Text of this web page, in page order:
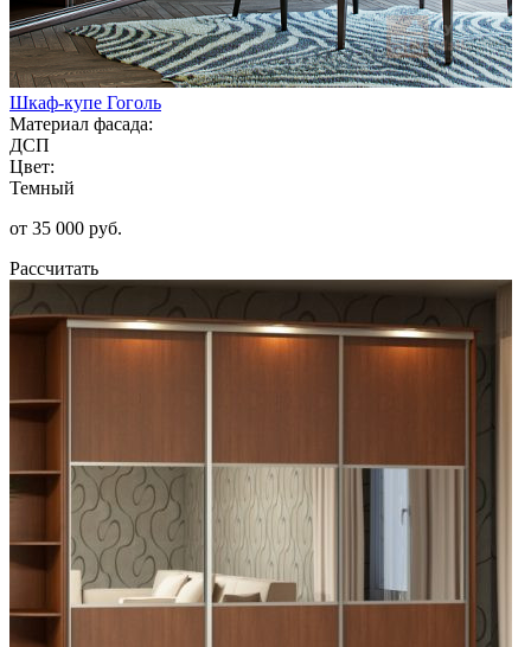
Шкаф-купе Гоголь
Материал фасада:
ДСП
Цвет:
Темный
от 35 000 руб.
Рассчитать